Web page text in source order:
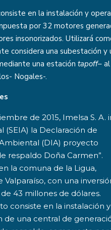
en la instalación y
por 32 motores
insonorizados. Utilizará
considera una subestación
una estación tapoff–
Nogales-.
de 2015, Imelsa S. A.
(SEIA) la Declaración de
(DIA) proyecto
respaldo Doña Carmen”.
la comuna de la Ligua,
Valparaíso, con una
43 millones de dólares.
consiste en la instalación y
de una central de